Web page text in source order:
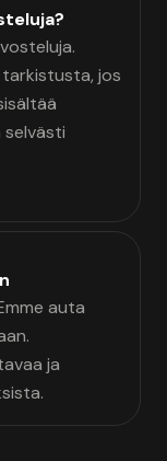
jos
selvästi
auta
ja